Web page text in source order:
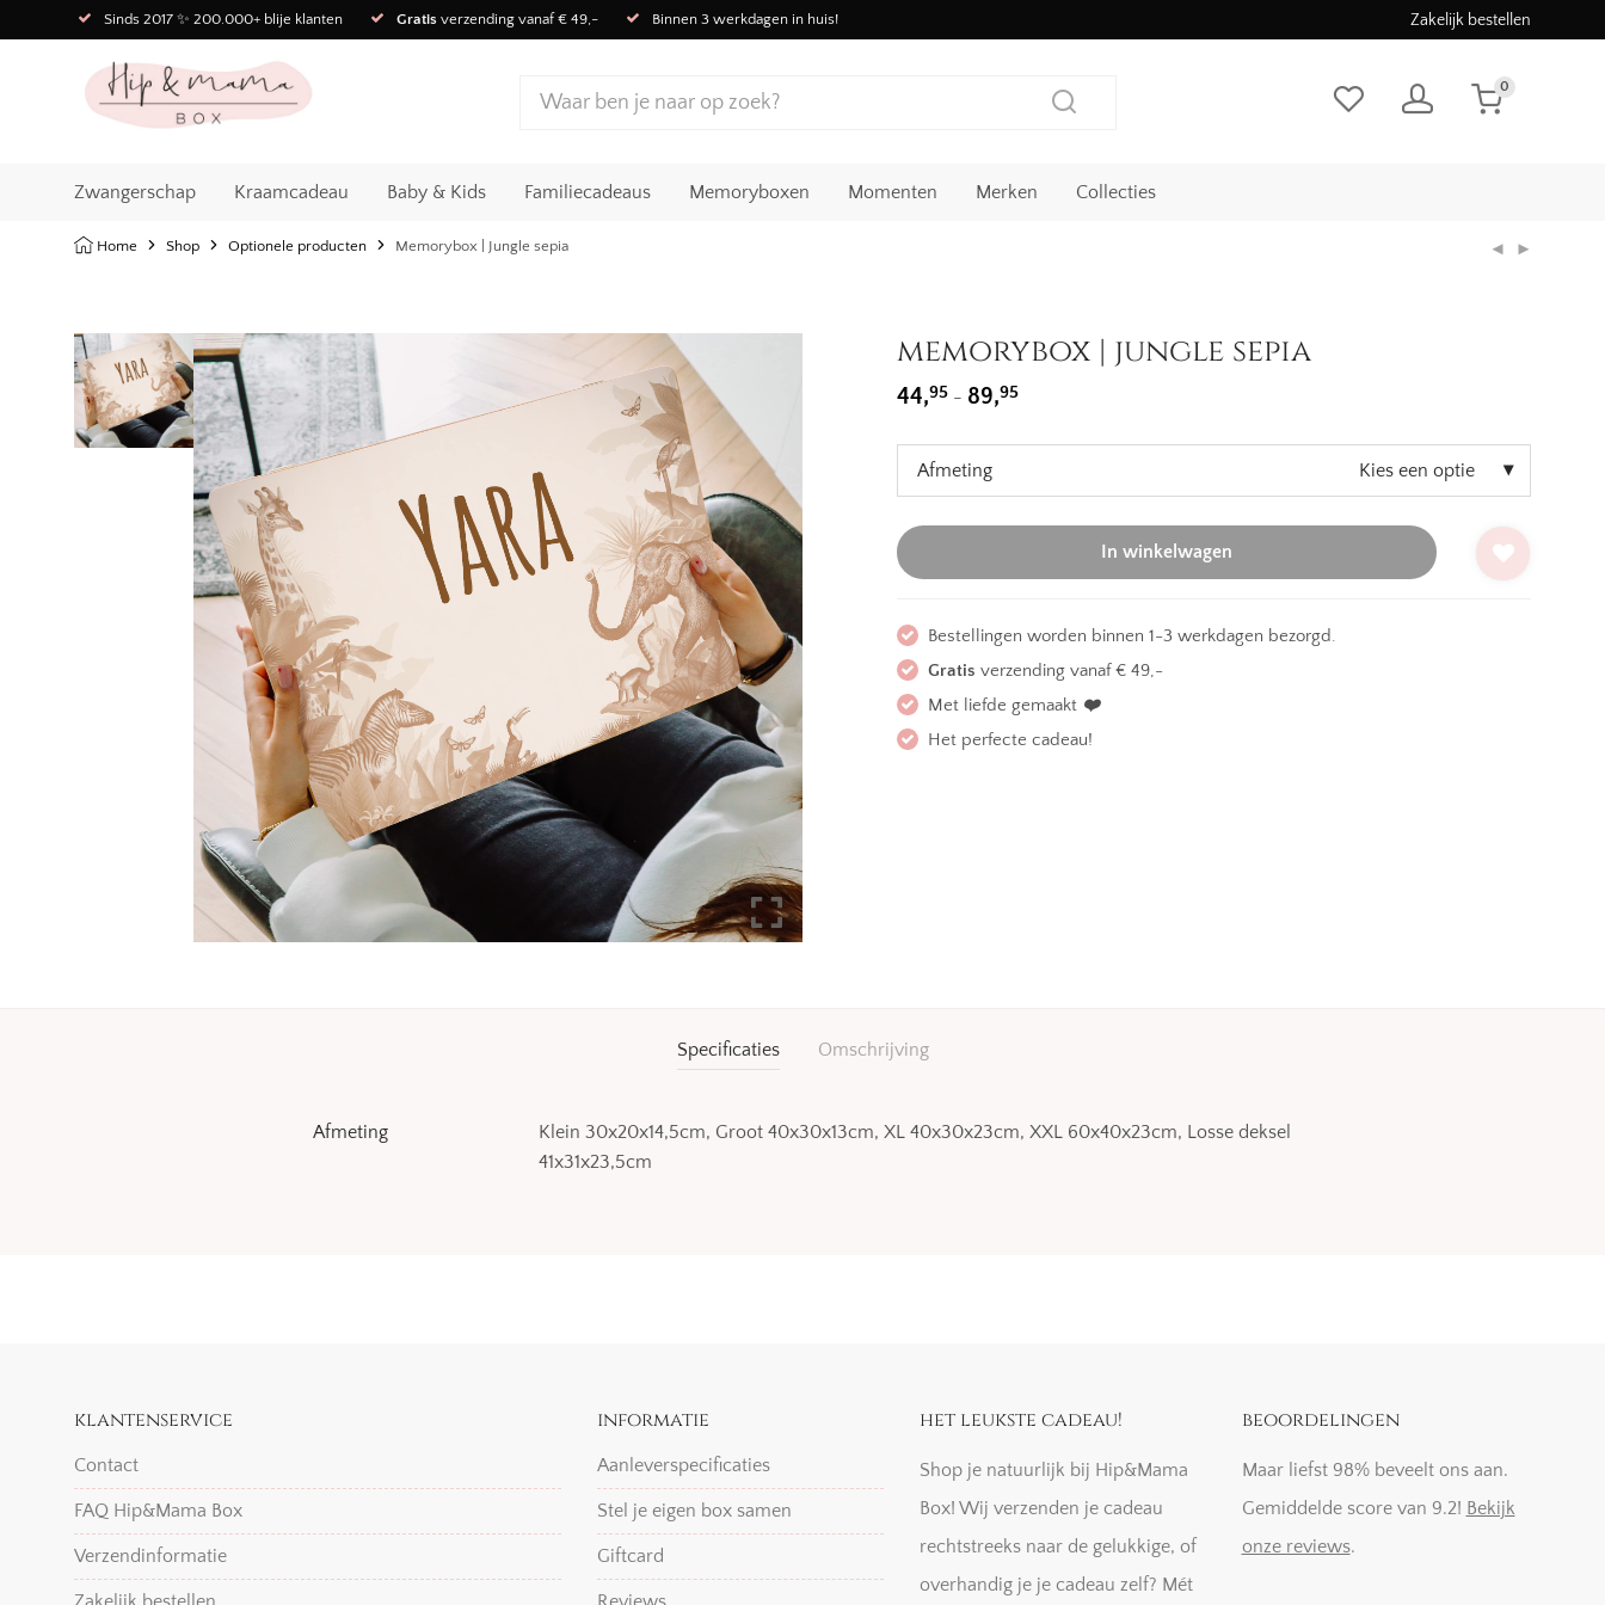
Sinds 2017 ✨ 200.000+ blije klanten Gratis verzending vanaf € 49,- Binnen 3 werkdagen in huis! Zakelijk bestellen
0
Zwangerschap Kraamcadeau Baby & Kids Familiecadeaus Memoryboxen Momenten Merken Collecties
Home Shop Optionele producten Memorybox | Jungle sepia
memorybox | jungle sepia
44,95 - 89,95Prijsklasse:
89,95
Afmeting
Kies een optie
In winkelwagen
Bestellingen worden binnen 1-3 werkdagen bezorgd.
Gratis verzending vanaf € 49,-
Met liefde gemaakt ❤️
Het perfecte cadeau!
Specificaties Omschrijving
Afmeting
Klein 30x20x14,5cm, Groot 40x30x13cm, XL 40x30x23cm, XXL 60x40x23cm, Losse deksel
41x31x23,5cm
klantenservice
Contact
FAQ Hip&Mama Box
Verzendinformatie
informatie
Aanleverspecificaties
Stel je eigen box samen
Giftcard
het leukste cadeau!
Shop je natuurlijk bij Hip&Mama
Box! Wij verzenden je cadeau
rechtstreeks naar de gelukkige, of
overhandig je je cadeau zelf? Mét
beoordelingen
Maar liefst 98% beveelt ons aan.
Gemiddelde score van 9.2! Bekijk
onze reviews.